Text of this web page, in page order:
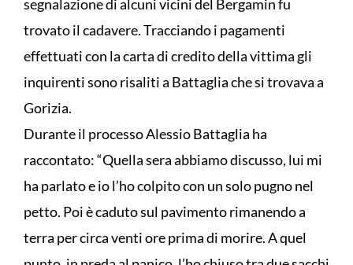
segnalazione di alcuni vicini del Bergamin fu
trovato il cadavere. Tracciando i pagamenti
effettuati con la carta di credito della vittima gli
inquirenti sono risaliti a Battaglia che si trovava a
Gorizia.
Durante il processo Alessio Battaglia ha
raccontato: “Quella sera abbiamo discusso, lui mi
ha parlato e io l’ho colpito con un solo pugno nel
petto. Poi è caduto sul pavimento rimanendo a
terra per circa venti ore prima di morire. A quel